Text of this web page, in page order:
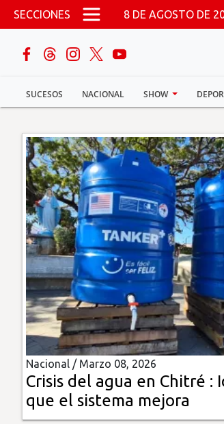
Pasar al contenido principal
SECCIONES 8 DE AGOSTO DE
SUCESOS NACIONAL SHOW
buscar
Sucesos
Nacional
Política
Show
Deportes
Mundo
Insólitas
Multimedia
Impreso
Nacional / Marzo 08, 2026
Crisis del agua en Chitré :
que el sistema mejora